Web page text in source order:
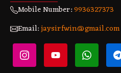
Mobile Number:9936327373
Email:jaysirfwin@gmail.com